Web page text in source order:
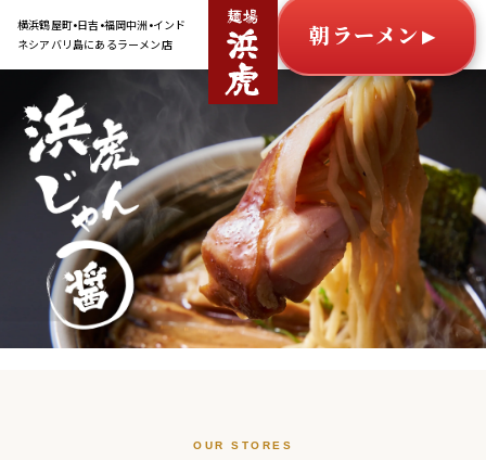
横浜鶴屋町•日吉•福岡中洲•インド
ネシアバリ島にあるラーメン店
朝ラーメン
OUR STORES